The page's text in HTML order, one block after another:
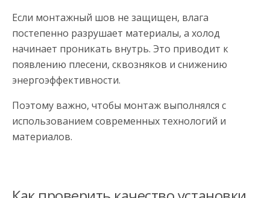
Если монтажный шов не защищен, влага
постепенно разрушает материалы, а холод
начинает проникать внутрь. Это приводит к
появлению плесени, сквозняков и снижению
энергоэффективности.
Поэтому важно, чтобы монтаж выполнялся с
использованием современных технологий и
материалов.